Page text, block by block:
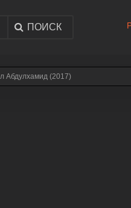
Абдулхамид (2017)
ПОИСК